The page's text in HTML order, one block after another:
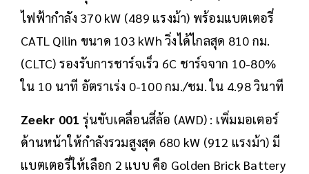
ไฟฟ้ากำลัง 370 kW (489 แรงม้า) พร้อมแบตเตอรี่
CATL Qilin ขนาด 103 kWh วิ่งได้ไกลสุด 810 กม.
(CLTC) รองรับการชาร์จเร็ว 6C ชาร์จจาก 10-80%
ใน 10 นาที อัตราเร่ง 0-100 กม./ชม. ใน 4.98 วินาที
Zeekr 001 รุ่นขับเคลื่อนสี่ล้อ (AWD) : เพิ่มมอเตอร์
ด้านหน้าให้กำลังรวมสูงสุด 680 kW (912 แรงม้า) มี
แบตเตอรี่ให้เลือก 2 แบบ คือ Golden Brick Battery